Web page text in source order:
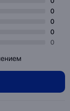
0
0
0
0